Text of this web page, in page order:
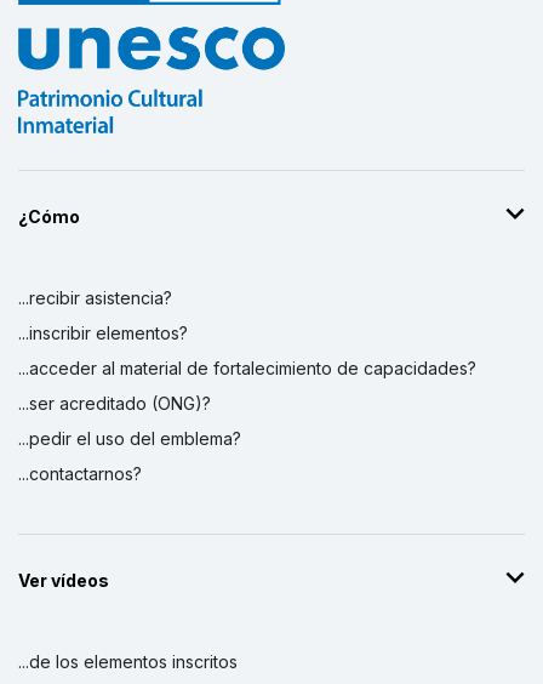
¿Cómo
...recibir asistencia?
...inscribir elementos?
...acceder al material de fortalecimiento de capacidades?
...ser acreditado (ONG)?
...pedir el uso del emblema?
...contactarnos?
Ver vídeos
...de los elementos inscritos